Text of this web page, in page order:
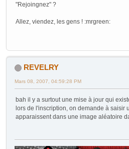
"Rejoingnez" ?
Allez, viendez, les gens ! :mrgreen:
REVELRY
Mars 08, 2007, 04:59:28 PM
bah il y a surtout une mise à jour qui
lors de l'inscription, on demande à saisir
apparaissent dans une image aléatoire